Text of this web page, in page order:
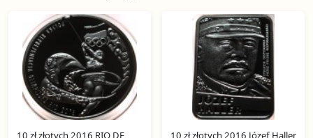
10 zł złotych 2016 RIO DE
10 zł złotych 2016 Józef Haller